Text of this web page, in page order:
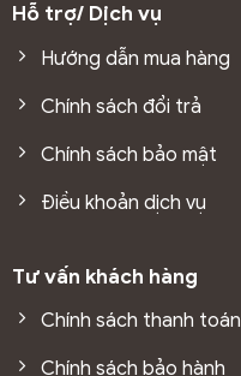
Hỗ trợ/ Dịch vụ
Hướng dẫn mua hàng
Chính sách đổi trả
Chính sách bảo mật
Điều khoản dịch vụ
Tư vấn khách hàng
Chính sách thanh toán
Chính sách bảo hành